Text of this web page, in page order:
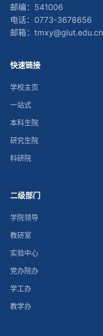
邮编：541006
电话：0773-3678656
邮箱：tmxy@glut.edu.cn
快速链接
学校主页
一站式
本科生院
研究生院
科研院
二级部门
学院领导
教研室
实验中心
党办院办
学工办
教学办